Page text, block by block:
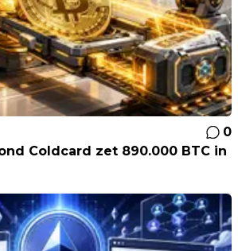
0
Coldcard zet 890.000 BTC in